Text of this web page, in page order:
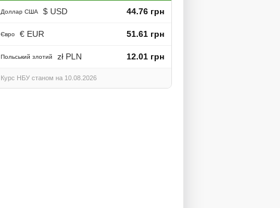
Доллар США $ USD 44.76 грн
Євро € EUR 51.61 грн
Польський злотий zł PLN 12.01 грн
Курс НБУ станом на 10.08.2026